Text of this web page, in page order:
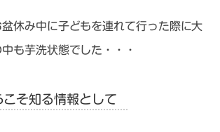
休み中に子どもを連れて行った際に大
も芋洗状態でした・・・
そ知る情報として